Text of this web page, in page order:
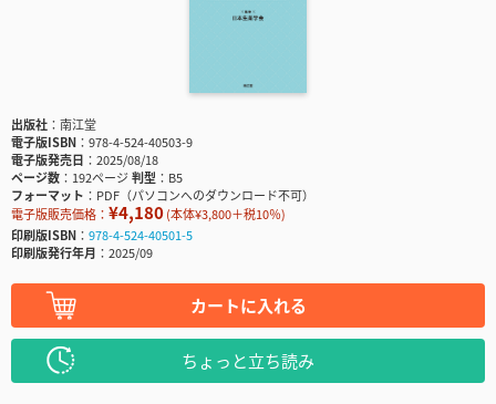
出版社
南江堂
電子版ISBN
978-4-524-40503-9
電子版発売日
2025/08/18
ページ数
192ページ判型
B5
フォーマット
PDF（パソコンへのダウンロード不可）
電子版販売価格： ¥4,180(本体¥3,800＋税10％)
印刷版ISBN
978-4-524-40501-5
印刷版発行年月
2025/09
カートに入れる
ちょっと立ち読み